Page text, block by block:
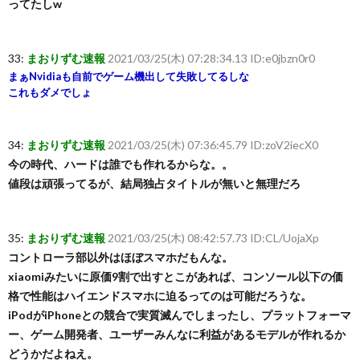
ってたしw
33: まおりずむ速報 2021/03/25(木) 07:28:34.13 ID:e0jbzn0r0
まぁNvidiaも自前でゲーム機出して失敗してるしな
これもダメでしょ
34: まおりずむ速報 2021/03/25(木) 07:36:45.79 ID:zoV2iecX0
今の時代、ハードは誰でも作れるからな。。
値段は頑張ってるが、結局独占タイトルが無いと無理だろ
35: まおりずむ速報 2021/03/25(木) 08:42:57.73 ID:CL/UojaXp
コントローラ部以外はほぼスマホだもんな。
xiaomiみたいに原価9割で出すとこがあれば、コンソール以下の価
格で性能はハイエンドスマホに迫るってのは可能だろうな。
iPodがiPhoneとの競合で実質滅んでしまったし、プラットフォーマ
ー、ゲーム開発者、ユーザーみんなに利益があるモデルが作れるか
どうかだよねえ。